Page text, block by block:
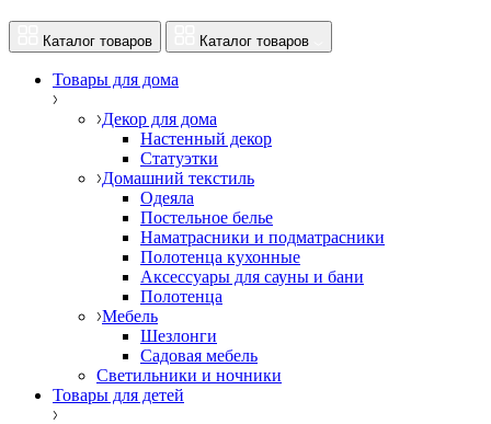
Каталог товаров Каталог товаров
Товары для дома
Декор для дома
Настенный декор
Статуэтки
Домашний текстиль
Одеяла
Постельное белье
Наматрасники и подматрасники
Полотенца кухонные
Аксессуары для сауны и бани
Полотенца
Мебель
Шезлонги
Садовая мебель
Светильники и ночники
Товары для детей